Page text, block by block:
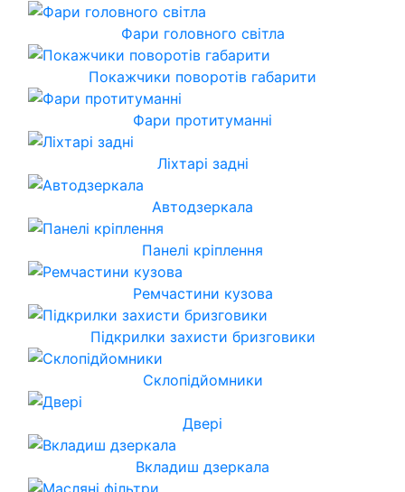
Фари головного світла
Покажчики поворотів габарити
Фари протитуманні
Ліхтарі задні
Автодзеркала
Панелі кріплення
Ремчастини кузова
Підкрилки захисти бризговики
Склопідйомники
Двері
Вкладиш дзеркала